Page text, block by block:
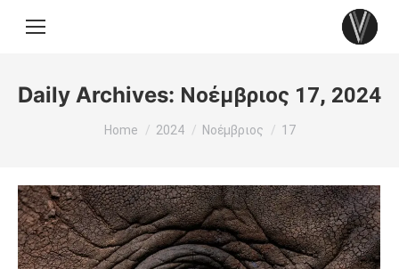
Daily Archives: Νοέμβριος 17, 2024
You are here:
Home 2024 Νοέμβριος 17